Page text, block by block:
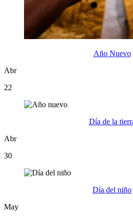
Año Nuevo
Abr
22
Día de la
Abr
30
Día del niño
May